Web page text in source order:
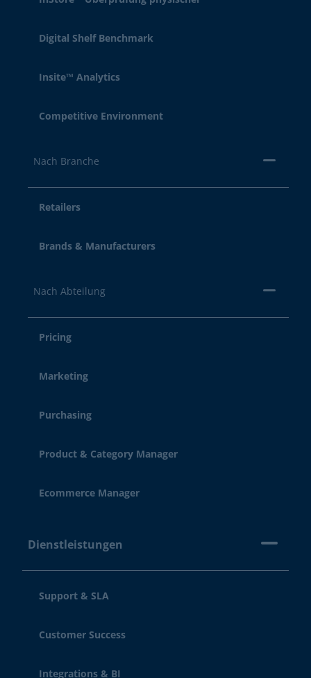
Digital Shelf Benchmark
Insite™ Analytics
Competitive Environment
Nach Branche
Retailers
Brands & Manufacturers
Nach Abteilung
Pricing
Marketing
Purchasing
Product & Category Manager
Ecommerce Manager
Dienstleistungen
Support & SLA
Customer Success
Integrations & BI